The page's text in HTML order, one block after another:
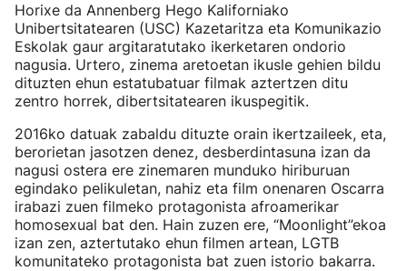
Horixe da Annenberg Hego Kaliforniako
Unibertsitatearen (USC) Kazetaritza eta Komunikazio
Eskolak gaur argitaratutako ikerketaren ondorio
nagusia. Urtero, zinema aretoetan ikusle gehien bildu
dituzten ehun estatubatuar filmak aztertzen ditu
zentro horrek, dibertsitatearen ikuspegitik.
2016ko datuak zabaldu dituzte orain ikertzaileek, eta,
berorietan jasotzen denez, desberdintasuna izan da
nagusi ostera ere zinemaren munduko hiriburuan
egindako pelikuletan, nahiz eta film onenaren Oscarra
irabazi zuen filmeko protagonista afroamerikar
homosexual bat den. Hain zuzen ere, “Moonlight”ekoa
izan zen, aztertutako ehun filmen artean, LGTB
komunitateko protagonista bat zuen istorio bakarra.